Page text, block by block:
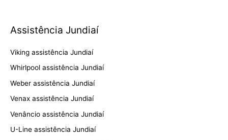
Assistência Jundiaí
Viking assistência Jundiaí
Whirlpool assistência Jundiaí
Weber assistência Jundiaí
Venax assistência Jundiaí
Venâncio assistência Jundiaí
U-Line assistência Jundiaí